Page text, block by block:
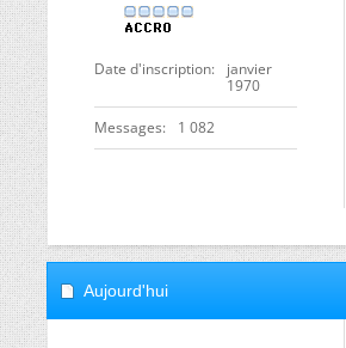
Date d'inscription
janvier
1970
Messages 1 082
Aujourd'hui